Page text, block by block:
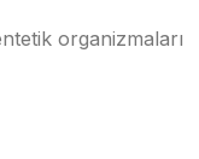
organizmaları